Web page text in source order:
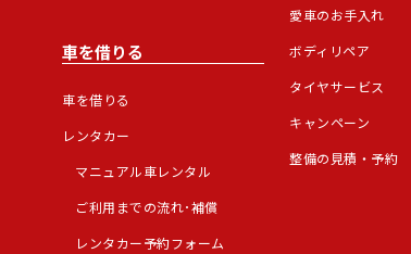
車を借りる
車を借りる
レンタカー
マニュアル車レンタル
ご利用までの流れ･補償
レンタカー予約フォーム
愛車のお手入れ
ボディリペア
タイヤサービス
キャンペーン
整備の見積・予約